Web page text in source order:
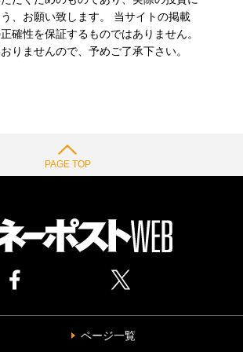
、お願い致します。 当サイトの掲載
確性を保証するものではありません。
りませんので、予めご了承下さい。
PAGE TOP
ページ一覧